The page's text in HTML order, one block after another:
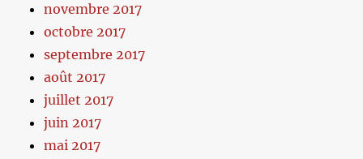
novembre 2017
octobre 2017
septembre 2017
août 2017
juillet 2017
juin 2017
mai 2017